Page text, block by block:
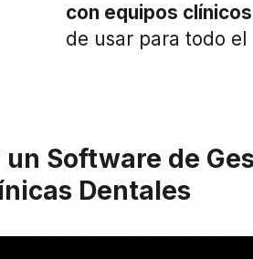
con equipos clínicos
de usar para todo el
Software de
Dentales